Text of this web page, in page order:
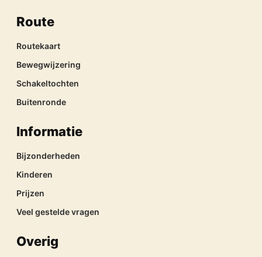
Route
Routekaart
Bewegwijzering
Schakeltochten
Buitenronde
Informatie
Bijzonderheden
Kinderen
Prijzen
Veel gestelde vragen
Overig